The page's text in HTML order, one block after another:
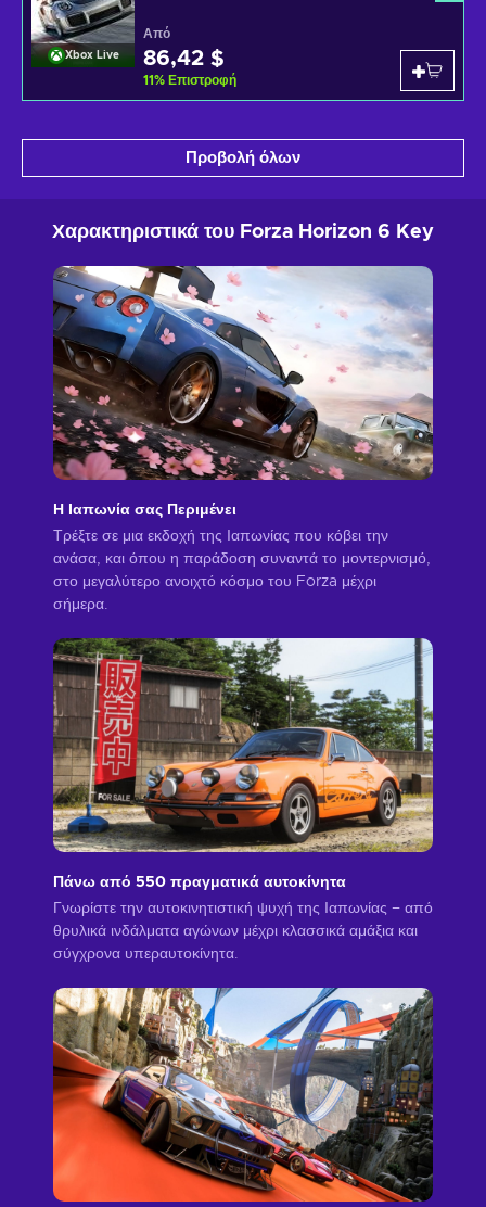
Xbox Live
Από
86,42 $
11% Επιστροφή
Προβολή όλων
Χαρακτηριστικά του Forza Horizon 6 Key
Η Ιαπωνία σας Περιμένει
Τρέξτε σε μια εκδοχή της Ιαπωνίας που κόβει την
ανάσα, και όπου η παράδοση συναντά το μοντερνισμό,
στο μεγαλύτερο ανοιχτό κόσμο του Forza μέχρι
σήμερα.
Πάνω από 550 πραγματικά αυτοκίνητα
Γνωρίστε την αυτοκινητιστική ψυχή της Ιαπωνίας – από
θρυλικά ινδάλματα αγώνων μέχρι κλασσικά αμάξια και
σύγχρονα υπεραυτοκίνητα.